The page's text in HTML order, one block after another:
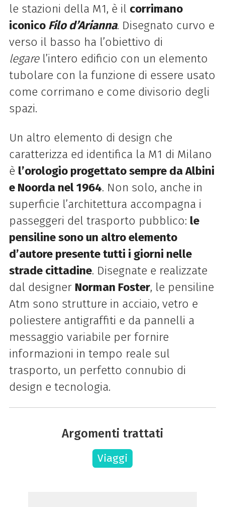
le stazioni della M1, è il corrimano
iconico Filo d’Arianna. Disegnato curvo e
verso il basso ha l’obiettivo di
legarel’intero edificio con un elemento
tubolare con la funzione di essere usato
come corrimano e come divisorio degli
spazi.
Un altro elemento di design che
caratterizza ed identifica la M1 di Milano
è l’orologio progettato sempre da Albini
e Noorda nel 1964. Non solo, anche in
superficie l’architettura accompagna i
passeggeri del trasporto pubblico: le
pensiline sono un altro elemento
d’autore presente tutti i giorni nelle
strade cittadine. Disegnate e realizzate
dal designer Norman Foster, le pensiline
Atm sono strutture in acciaio, vetro e
poliestere antigraffiti e da pannelli a
messaggio variabile per fornire
informazioni in tempo reale sul
trasporto, un perfetto connubio di
design e tecnologia.
Argomenti trattati
Viaggi